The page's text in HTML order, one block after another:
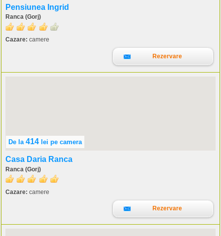
Pensiunea Ingrid
Ranca (Gorj)
Cazare: camere
Rezervare
De la 414 lei pe camera
Casa Daria Ranca
Ranca (Gorj)
Cazare: camere
Rezervare